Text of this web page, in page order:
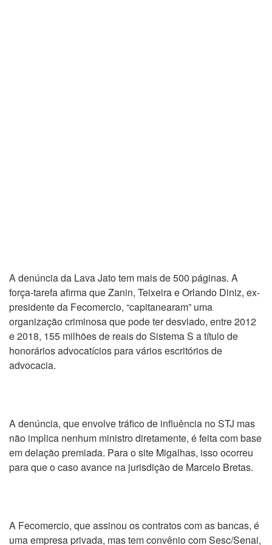
A denúncia da Lava Jato tem mais de 500 páginas. A
força-tarefa afirma que Zanin, Teixeira e Orlando Diniz, ex-
presidente da Fecomercio, “capitanearam” uma
organização criminosa que pode ter desviado, entre 2012
e 2018, 155 milhões de reais do Sistema S a título de
honorários advocatícios para vários escritórios de
advocacia.
A denúncia, que envolve tráfico de influência no STJ mas
não implica nenhum ministro diretamente, é feita com base
em delação premiada. Para o site Migalhas, isso ocorreu
para que o caso avance na jurisdição de Marcelo Bretas.
A Fecomercio, que assinou os contratos com as bancas, é
uma empresa privada, mas tem convênio com Sesc/Senai,